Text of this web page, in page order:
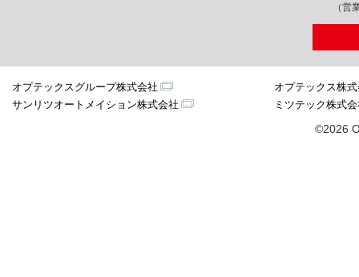
（営
オプテックスグループ株式会社
オプテックス株
サンリツオートメイション株式会社
ミツテック株式
©2026